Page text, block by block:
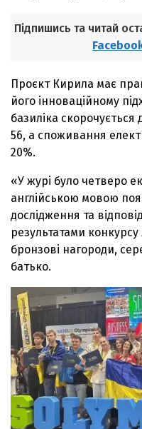
Підпишись та читай
Проєкт Кирила має
його інноваційному
базиліка скорочується
56, а споживання
20%.
«У журі було четверо
англійською мовою
дослідження та
результатами
бронзові нагороди,
батько.